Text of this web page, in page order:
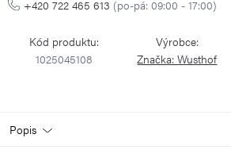
+420 722 465 613 (po-pá: 09:00 - 17:00)
Kód produktu:
1025045108
Výrobce:
Značka:Wusthof
Popis